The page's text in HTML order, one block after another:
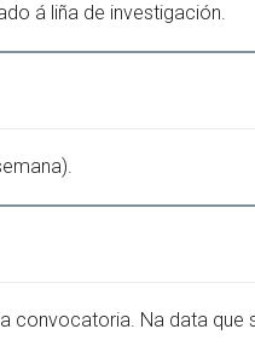
á liña de investigación.
convocatoria. Na data que